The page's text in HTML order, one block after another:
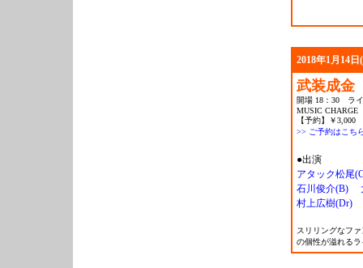
2018年1月14日
武装成金
開場 18：30 ラ
MUSIC CHARGE
【予約】￥
>> ご予約はこち
●出演
アタック松尾
石川俊介(B)
村上広樹(Dr)
スリリングなフ
の個性が溢れる